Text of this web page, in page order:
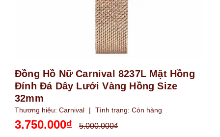
Đồng Hồ Nữ Carnival 8237L Mặt Hồng
Đính Đá Dây Lưới Vàng Hồng Size
32mm
Thương hiệu: Carnival | Tình trạng: Còn hàng
3.750.000₫ 5.000.000₫